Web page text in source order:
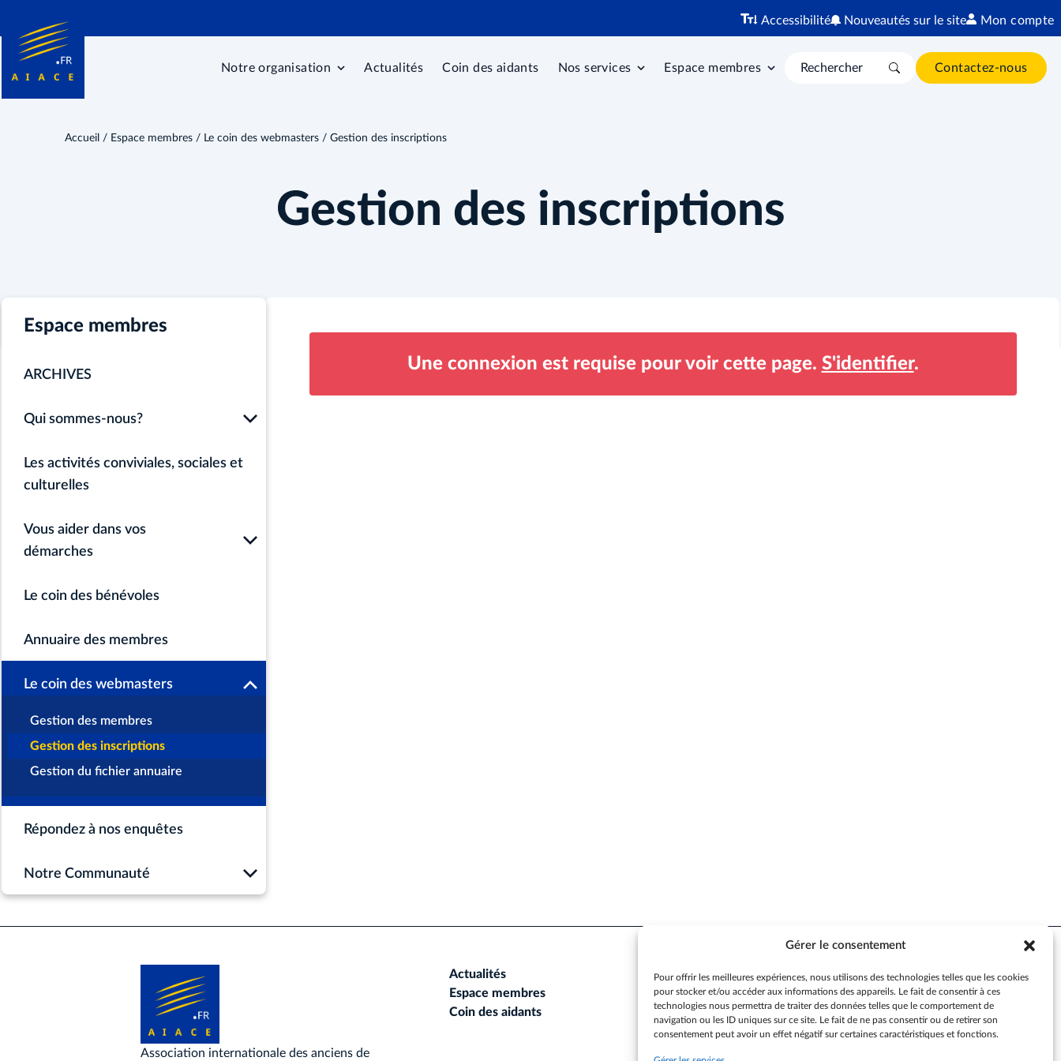
Gérer le consentement
Pour offrir les meilleures expériences, nous utilisons des technologies telles que les cookies
pour stocker et/ou accéder aux informations des appareils. Le fait de consentir à ces
technologies nous permettra de traiter des données telles que le comportement de
navigation ou les ID uniques sur ce site. Le fait de ne pas consentir ou de retirer son
consentement peut avoir un effet négatif sur certaines caractéristiques et fonctions.
Accessibilité Nouveautés sur le site Mon compte
Notre organisation Actualités Coin des aidants Nos services Espace membres Contactez-nous
Accueil / Espace membres / Le coin des webmasters / Gestion des inscriptions
Gestion des inscriptions
Espace membres
ARCHIVES
Qui sommes-nous?
Les activités conviviales, sociales et
culturelles
Vous aider dans vos
démarches
Le coin des bénévoles
Annuaire des membres
Le coin des webmasters
Gestion des membres
Gestion des inscriptions
Gestion du fichier annuaire
Répondez à nos enquêtes
Notre Communauté
Une connexion est requise pour voir cette page. S'identifier.
Association internationale des anciens de
Actualités
Espace membres
Coin des aidants
Accessibilité
Contactez-nous
S’identifier